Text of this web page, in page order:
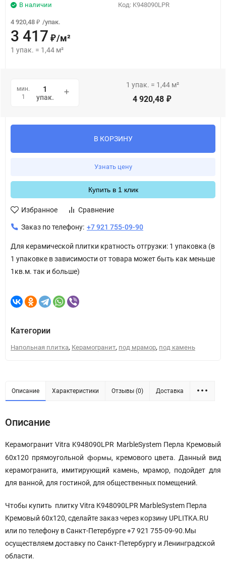
Код: K948090LPR
В наличии
4 920,48 ₽ /упак.
3 417 ₽/м²
1 упак. = 1,44 м²
мин.
1
упак.
1 упак. = 1,44 м²
4 920,48 ₽
В КОРЗИНУ
Узнать цену
Купить в 1 клик
Избранное Сравнение
Заказ по телефону: +7 921 755-09-90
Для керамической плитки кратность отгрузки: 1 упаковка (в
1 упаковке в зависимости от товара может быть как меньше
1кв.м. так и больше)
Категории
Напольная плитка, Керамогранит, под мрамор, под камень
Описание Характеристики Отзывы (0) Доставка
Описание
Керамогранит Vitra K948090LPR MarbleSystem Перла Кремовый
60x120 прямоугольной формы, кремового цвета. Данный вид
керамогранита, имитирующий камень, мрамор, подойдет для
для ванной, для гостиной, для общественных помещений.
Чтобы купить плитку Vitra K948090LPR MarbleSystem Перла
Кремовый 60x120, сделайте заказ через корзину UPLITKA.RU
или по телефону в Санкт-Петербурге +7 921 755-09-90.Мы
осуществляем доставку по Санкт-Петербургу и Ленинградской
области.